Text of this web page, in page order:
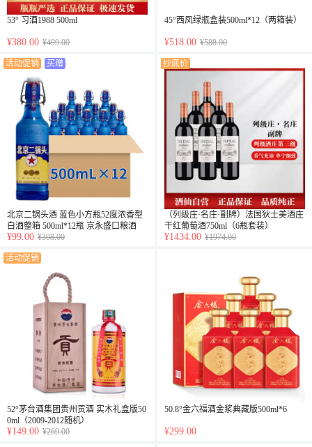
53° 习酒1988 500ml
¥380.00 ¥499.00
45°西凤绿瓶盒装500ml*12（两箱装）
¥518.00 ¥588.00
活动促销 买赠
北京二锅头酒 蓝色小方瓶52度浓香型
白酒整箱 500ml*12瓶 京永盛口粮酒
¥99.00 ¥398.00
抄底价
（列级庄·名庄·副牌）法国狄士美酒庄
干红葡萄酒750ml（6瓶套装）
¥1434.00 ¥1974.00
活动促销
52°茅台酒集团贵州贡酒 实木礼盒版50
0ml（2009-2012随机）
¥149.00 ¥269.00
50.8°金六福酒金浆典藏版500ml*6
¥299.00